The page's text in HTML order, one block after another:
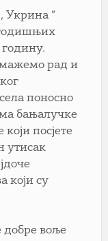
Укрина ”
годину.
рад и
поносно
бањалучке
који посјете
утисак
који су
добре воље